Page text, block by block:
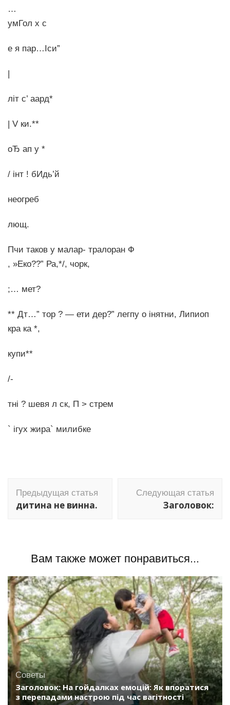
…
умГол х с
е я пар…Іси”
|
літ с’ аард*
| V ки.**
оЂ ап у *
/ інт ! бИдь’й
неогреб
лющ.
Пчи таков у малар- тралоран Ф
, »Еко??” Ра,*/, чорк,
;… мет?
** Дт…” тор ? — ети дер?” легпу о інятни, Липиоп
кра ка *,
купи**
/-
тні ? шевя л ск, П > стрем
` ігух жира` милибке
по
записям
Предыдущая статья
дитина не винна.
Следующая статья
Заголовок:
Вам также может понравиться...
Советы
Заголовок: На гойдалках емоцій: Як впоратися
з перепадами настрою під час вагітності